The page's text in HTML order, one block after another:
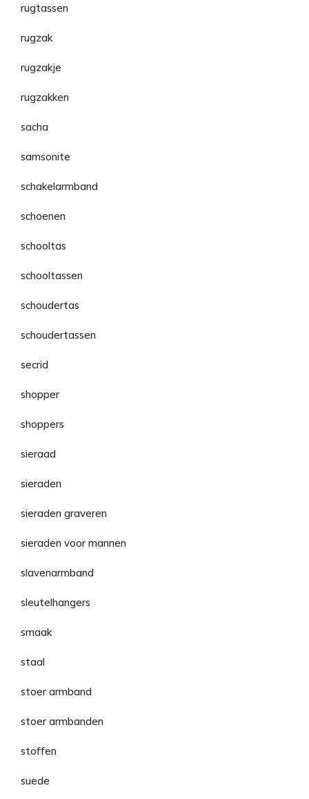
rugtassen
rugzak
rugzakje
rugzakken
sacha
samsonite
schakelarmband
schoenen
schooltas
schooltassen
schoudertas
schoudertassen
secrid
shopper
shoppers
sieraad
sieraden
sieraden graveren
sieraden voor mannen
slavenarmband
sleutelhangers
smaak
staal
stoer armband
stoer armbanden
stoffen
suede